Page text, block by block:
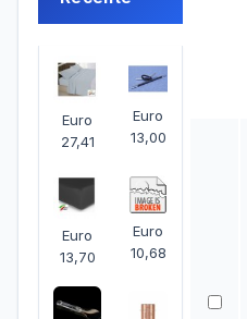
Euro
27,41
Euro
13,00
Euro
13,70
Euro
10,68